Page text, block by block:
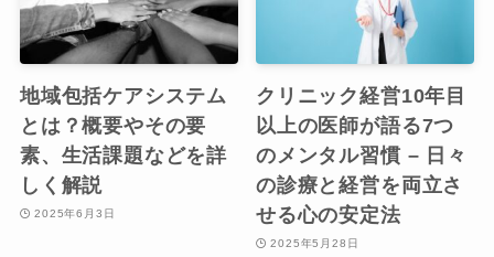
地域包括ケアシステム
とは？概要やその要
素、生活課題などを詳
しく解説
2025年6月3日
クリニック経営10年目
以上の医師が語る7つ
のメンタル習慣 – 日々
の診療と経営を両立さ
せる心の安定法
2025年5月28日